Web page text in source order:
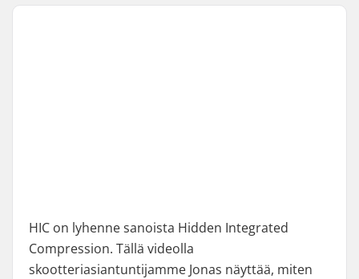
HIC on lyhenne sanoista Hidden Integrated
Compression. Tällä videolla
skootteriasiantuntijamme Jonas näyttää, miten